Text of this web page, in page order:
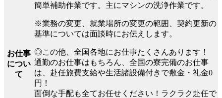
お仕事
につい
て
簡単補助作業です。主にマシンの洗浄作業です。
※業務の変更、就業場所の変更の範囲、契約更新の
基準については面談時にお伝えします。
◎この他、全国各地にお仕事たくさんあります！
通勤のお仕事はもちろん、全国の寮完備のお仕事
は、赴任旅費支給や生活諸設備付きで敷金・礼金0
円！
面倒な手配も全てお任せください！ラクラク赴任で